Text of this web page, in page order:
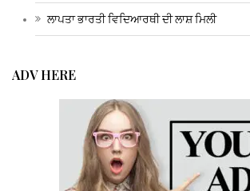
ਲਾਪਤਾ ਭਾਰਤੀ ਵਿਦਿਆਰਥੀ ਦੀ ਲਾਸ਼ ਮਿਲੀ
ADV HERE